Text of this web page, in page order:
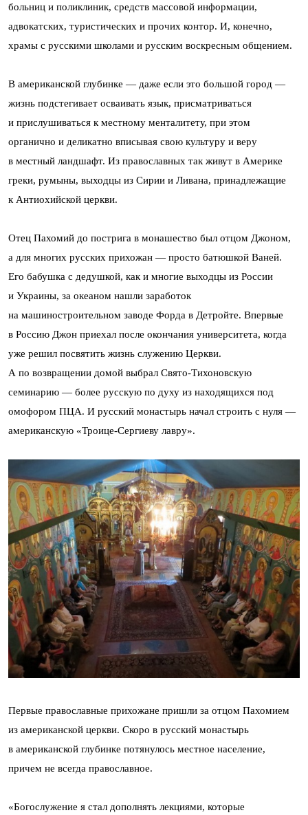
больниц и поликлиник, средств массовой информации,
адвокатских, туристических и прочих контор. И, конечно,
храмы с русскими школами и русским воскресным общением.
В американской глубинке — даже если это большой город —
жизнь подстегивает осваивать язык, присматриваться
и прислушиваться к местному менталитету, при этом
органично и деликатно вписывая свою культуру и веру
в местный ландшафт. Из православных так живут в Америке
греки, румыны, выходцы из Сирии и Ливана, принадлежащие
к Антиохийской церкви.
Отец Пахомий до пострига в монашество был отцом Джоном,
а для многих русских прихожан — просто батюшкой Ваней.
Его бабушка с дедушкой, как и многие выходцы из России
и Украины, за океаном нашли заработок
на машиностроительном заводе Форда в Детройте. Впервые
в Россию Джон приехал после окончания университета, когда
уже решил посвятить жизнь служению Церкви.
А по возвращении домой выбрал Свято-Тихоновскую
семинарию — более русскую по духу из находящихся под
омофором ПЦА. И русский монастырь начал строить с нуля —
американскую «Троице-Сергиеву лавру».
Первые православные прихожане пришли за отцом Пахомием
из американской церкви. Скоро в русский монастырь
в американской глубинке потянулось местное население,
причем не всегда православное.
«Богослужение я стал дополнять лекциями, которые